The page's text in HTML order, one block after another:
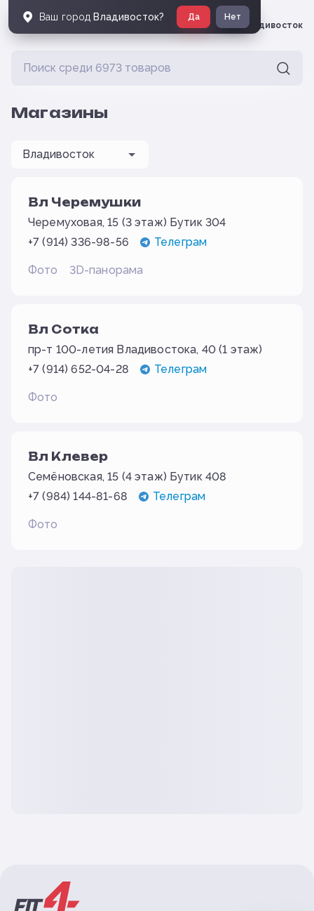
Владивосток
Магазины
Вл Черемушки
Черемуховая, 15 (3 этаж) Бутик 304
+7 (914) 336-98-56
Телеграм
Фото 3D-панорама
Вл Сотка
пр-т 100-летия Владивостока, 40 (1 этаж)
+7 (914) 652-04-28
Телеграм
Фото
Вл Клевер
Семёновская, 15 (4 этаж) Бутик 408
+7 (984) 144-81-68
Телеграм
Фото
Ваш город Владивосток? Да Нет